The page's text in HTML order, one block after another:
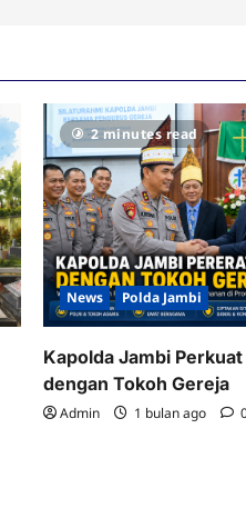
2 minutes read
News Polda Jambi
Kapolda Jambi
dengan Tokoh Gereja
Admin 1 bulan ago